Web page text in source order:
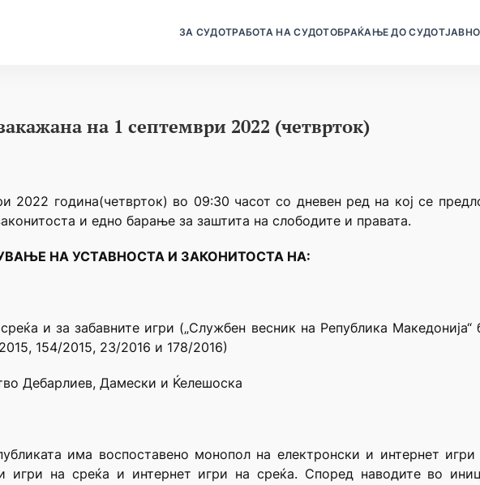
ЗА СУДОТРАБОТА НА СУДОТОБРАЌАЊЕ ДО СУДОТ
на 1 септември 2022 (четврток)
2022 година(четврток) во 09:30 часот со дневен ред на кој се
и едно барање за заштита на слободите и правата.
НА УСТАВНОСТА И ЗАКОНИТОСТА НА:
и за забавните игри („Службен весник на Република Македонија“
154/2015, 23/2016 и 178/2016)
Дебарлиев, Дамески и Ќелешоска
има воспоставено монопол на електронски и интернет
игри на среќа и интернет игри на среќа. Според наводите во